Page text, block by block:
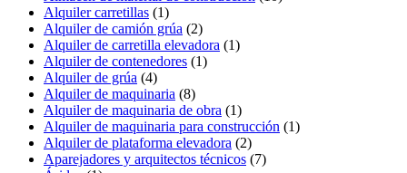
Alquiler carretillas (1)
Alquiler de camión grúa (2)
Alquiler de carretilla elevadora (1)
Alquiler de contenedores (1)
Alquiler de grúa (4)
Alquiler de maquinaria (8)
Alquiler de maquinaria de obra (1)
Alquiler de maquinaria para construcción (1)
Alquiler de plataforma elevadora (2)
Aparejadores y arquitectos técnicos (7)